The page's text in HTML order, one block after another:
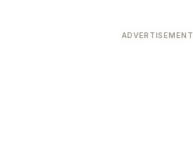
ADVERTISEMENT